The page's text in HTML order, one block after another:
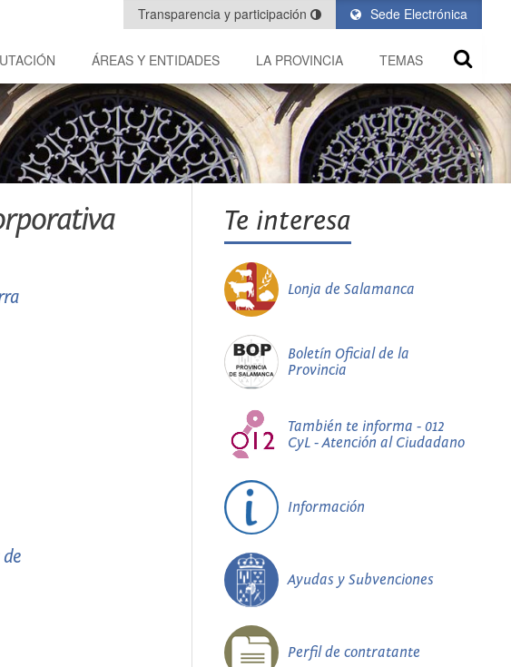
Sede Electrónica
Transparencia y participación
ÁREAS Y ENTIDADES LA PROVINCIA TEMAS
Te interesa
Lonja de Salamanca
Boletín Oficial de la
Provincia
También te informa - 012
CyL - Atención al Ciudadano
Información
Ayudas y Subvenciones
Perfil de contratante